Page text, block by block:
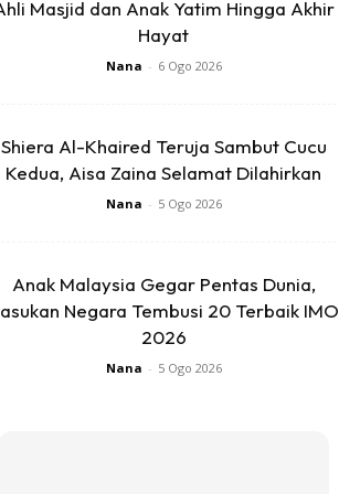
Masjid dan Anak Yatim Hingga Akhir
Hayat
Nana - 6 Ogo 2026
Shiera Al-Khaired Teruja Sambut Cucu
Kedua, Aisa Zaina Selamat Dilahirkan
Nana - 5 Ogo 2026
Anak Malaysia Gegar Pentas Dunia,
Negara Tembusi 20 Terbaik IMO
2026
Nana - 5 Ogo 2026